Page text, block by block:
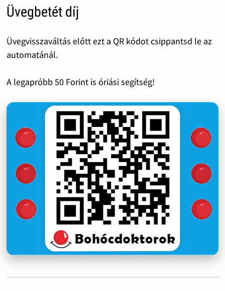
Üvegbetét díj
Üvegvisszaváltás előtt ezt a QR kódot csippantsd le az
automatánál.
A legapróbb 50 Forint is óriási segítség!